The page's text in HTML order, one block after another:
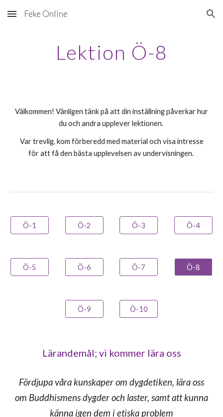
Skip to main content Skip to navigation
Feke Online
Lektion Ö-8
Välkommen! Vänligen tänk på att din inställning påverkar hur
du och andra upplever lektionen.
Var trevlig, kom förberedd med material och visa intresse
för att få den bästa upplevelsen av undervisningen.
Ö-1 Ö-2 Ö-3 Ö-4
Ö-5 Ö-6 Ö-7 Ö-8
Ö-9 Ö-10
Lärandemål; vi kommer lära oss
Fördjupa våra kunskaper om dygdetiken, lära oss
om Buddhismens dygder och laster, samt att kunna
känna igen dem i etiska problem